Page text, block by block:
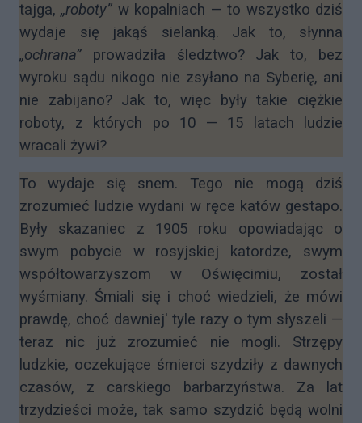
tajga,„roboty” w kopalniach — to wszystko dziś
wydaje się jakąś sielanką. Jak to, słynna
„ochrana” prowadziła śledztwo? Jak to, bez
wyroku sądu nikogo nie zsyłano na Syberię, ani
nie zabijano? Jak to, więc były takie ciężkie
roboty, z których po 10 — 15 latach ludzie
wracali żywi?
To wydaje się snem. Tego nie mogą dziś
zrozumieć ludzie wydani w ręce katów gestapo.
Były skazaniec z 1905 roku opowiadając o
swym pobycie w rosyjskiej katordze, swym
współtowarzyszom w Oświęcimiu, został
wyśmiany. Śmiali się i choć wiedzieli, że mówi
prawdę, choć dawniej' tyle razy o tym słyszeli —
teraz nic już zrozumieć nie mogli. Strzępy
ludzkie, oczekujące śmierci szydziły z dawnych
czasów, z carskiego barbarzyństwa. Za lat
trzydzieści może, tak samo szydzić będą wolni